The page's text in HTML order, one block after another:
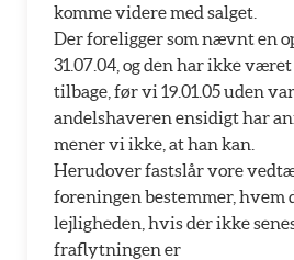
komme videre med salget.
Der foreligger som nævnt en
31.07.04, og den har ikke
tilbage, før vi 19.01.05 uden
andelshaveren ensidigt har
mener vi ikke, at han kan.
Herudover fastslår vore
foreningen bestemmer, hvem
lejligheden, hvis der ikke
fraflytningen er